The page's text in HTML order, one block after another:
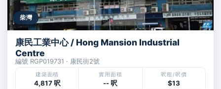
柴灣
康民工業中心 / Hong Mansion Industrial
Centre
編號 RGP019731 · 康民街2號
建築面積
4,817 呎
實用面積
-- 呎
呎租/呎價
$13